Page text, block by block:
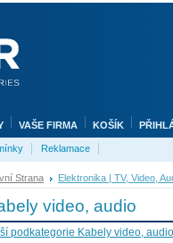
Strana Elektronika | TV, Video,
video, audio
podkategorie Kabely video,
VAŠE FIRMA KOŠÍK
Reklamace